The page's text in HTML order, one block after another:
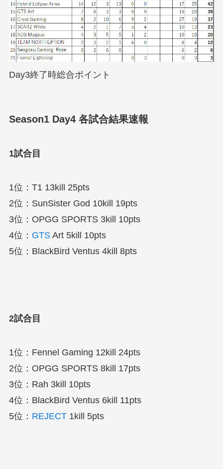
Day3終了時総合ポイント
Season1 Day4 各試合結果速報
1試合目
1位：T1 13kill 25pts
2位：SunSister God 10kill 19pts
3位：OPGG SPORTS 3kill 10pts
4位： GTSArt 5kill 10pts
5位：BlackBird Ventus 4kill 8pts
2試合目
1位：Fennel Gaming 12kill 24pts
2位：OPGG SPORTS 8kill 17pts
3位：Rah 3kill 10pts
4位：BlackBird Ventus 6kill 11pts
5位： REJECT1kill 5pts